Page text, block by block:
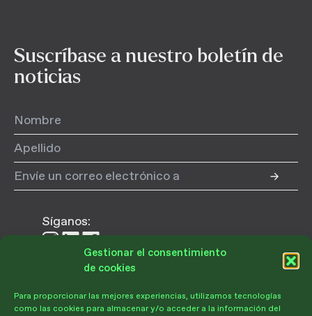
Gestionar el consentimiento
de cookies
Para proporcionar las mejores experiencias, utilizamos tecnologías
como las cookies para almacenar y/o acceder a la información del
Donar
Suscríbase a nuestro boletín de
noticias
Síganos:
Síganos
Instagram
Síganos
LinkedIn
Síganos
en
Facebook